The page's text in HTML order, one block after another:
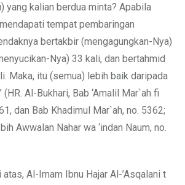
yang kalian berdua minta? Apabila
tempat pembaringan
bertakbir (mengagungkan-Nya)
Nya) 33 kali, dan bertahmid
Maka, itu (semua) lebih baik daripada
Al-Bukhari, Bab ‘Amalil Mar`ah fi
dan Bab Khadimul Mar`ah, no. 5362;
Awwalan Nahar wa ‘indan Naum, no.
Al-Imam Ibnu Hajar Al-’Asqalani t